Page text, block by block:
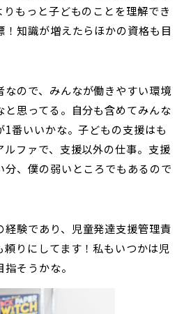
もっと子どものことを理解でき
知識が増えたらほかの資格も目
ので、みんなが働きやすい環境
思ってる。自分も含めてみんな
番いいかな。子どもの支援はも
ファで、支援以外の仕事。支援
、僕の弱いところでもあるので
験であり、児童発達支援管理責
りにしてます！私もいつかは児
そうかな。